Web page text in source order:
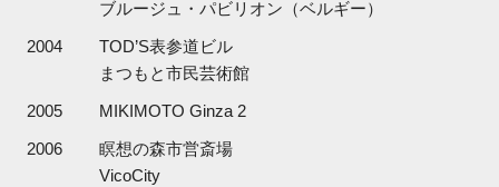
ブルージュ・パビリオン（ベルギー）
2004
TOD’S表参道ビル
まつもと市民芸術館
2005
MIKIMOTO Ginza 2
2006
瞑想の森市営斎場
VicoCity